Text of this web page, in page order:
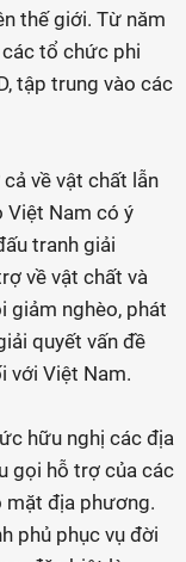
thế giới. Từ năm
tổ chức phi
tập trung vào các
về vật chất lẫn
Việt Nam có ý
tranh giải
về vật chất và
giảm nghèo, phát
quyết vấn đề
với Việt Nam.
hữu nghị các địa
gọi hỗ trợ của các
mặt địa phương.
phủ phục vụ đời